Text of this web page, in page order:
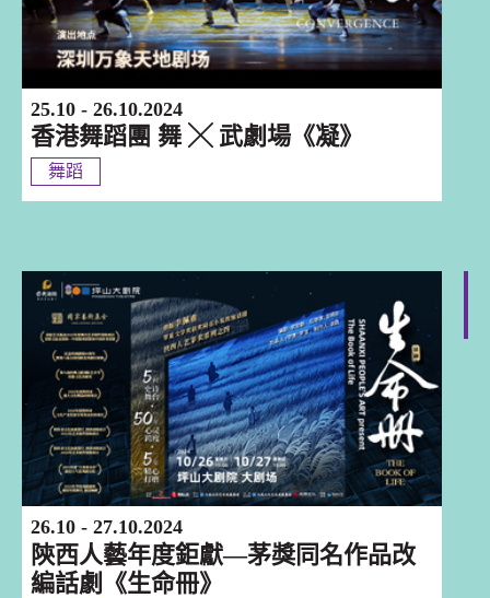
25.10 - 26.10.2024
香港舞蹈團 舞 ╳ 武劇場《凝》
舞蹈
26.10 - 27.10.2024
陝西人藝年度鉅獻—茅獎同名作品改
編話劇《生命冊》